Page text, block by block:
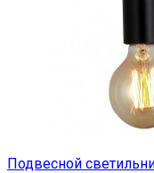
Подвесной